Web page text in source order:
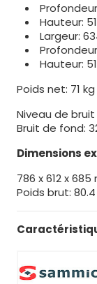
Hauteur:
Largeur:
Hauteur:
Poids net: 71 kg
Niveau de bruit
Bruit de fond:
Dimensions
786 x 612 x 685
Poids brut: